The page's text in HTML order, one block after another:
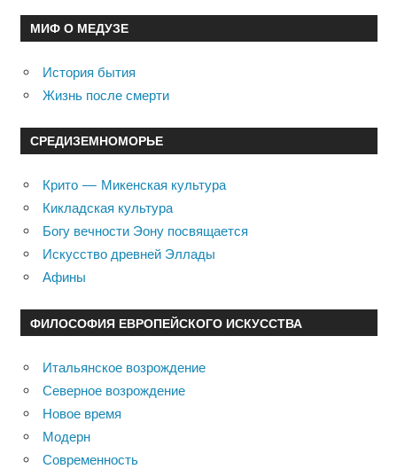
МИФ О МЕДУЗЕ
История бытия
Жизнь после смерти
СРЕДИЗЕМНОМОРЬЕ
Крито — Микенская культура
Кикладская культура
Богу вечности Эону посвящается
Искусство древней Эллады
Афины
ФИЛОСОФИЯ ЕВРОПЕЙСКОГО ИСКУССТВА
Итальянское возрождение
Северное возрождение
Новое время
Модерн
Современность